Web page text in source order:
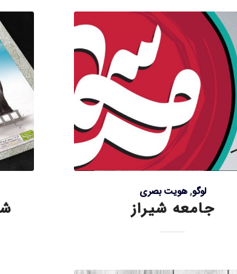
لوگو,هویت بصری
جامعه شیراز